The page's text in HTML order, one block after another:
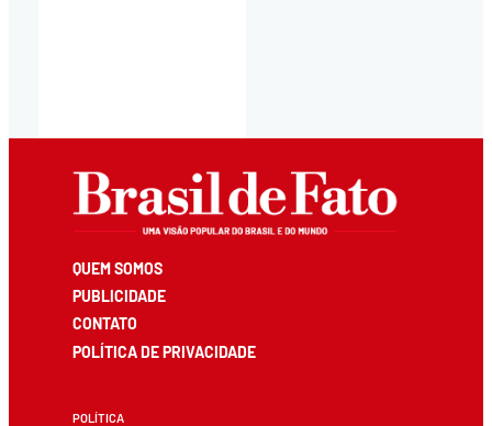
QUEM SOMOS
PUBLICIDADE
CONTATO
POLÍTICA DE PRIVACIDADE
POLÍTICA